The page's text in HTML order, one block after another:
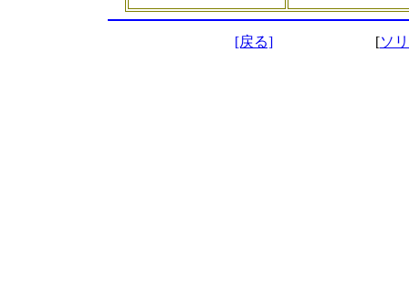
[戻る] [ソ